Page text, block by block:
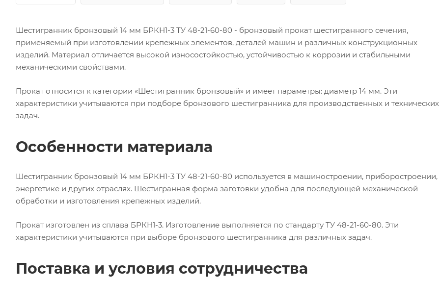
Шестигранник бронзовый 14 мм БРКН1-3 ТУ 48-21-60-80 - бронзовый прокат шестигранного сечения,
применяемый при изготовлении крепежных элементов, деталей машин и различных конструкционных
изделий. Материал отличается высокой износостойкостью, устойчивостью к коррозии и стабильными
механическими свойствами.
Прокат относится к категории «Шестигранник бронзовый» и имеет параметры: диаметр 14 мм. Эти
характеристики учитываются при подборе бронзового шестигранника для производственных и технических
задач.
Особенности материала
Шестигранник бронзовый 14 мм БРКН1-3 ТУ 48-21-60-80 используется в машиностроении, приборостроении,
энергетике и других отраслях. Шестигранная форма заготовки удобна для последующей механической
обработки и изготовления крепежных изделий.
Прокат изготовлен из сплава БРКН1-3. Изготовление выполняется по стандарту ТУ 48-21-60-80. Эти
характеристики учитываются при выборе бронзового шестигранника для различных задач.
Поставка и условия сотрудничества